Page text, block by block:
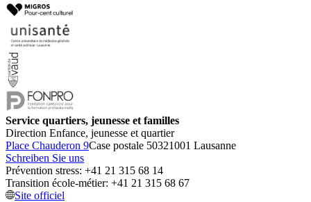
Service quartiers, jeunesse et familles
Direction Enfance, jeunesse et quartier
Place Chauderon 9Case postale 50321001 Lausanne
Schreiben Sie uns
Prévention stress: +41 21 315 68 14
Transition école-métier: +41 21 315 68 67
Site officiel